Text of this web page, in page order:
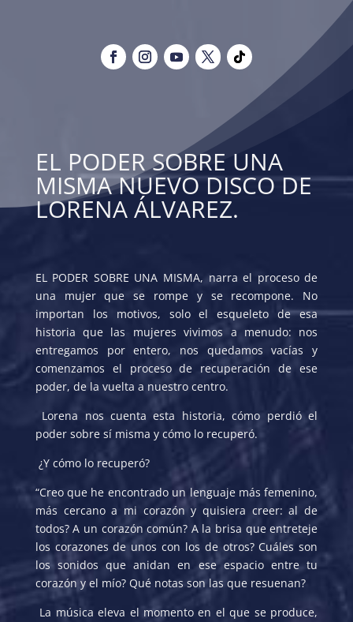
EL PODER SOBRE UNA
MISMA NUEVO DISCO DE
LORENA ÁLVAREZ.
EL PODER SOBRE UNA MISMA, narra el proceso de
una mujer que se rompe y se recompone. No
importan los motivos, solo el esqueleto de esa
historia que las mujeres vivimos a menudo: nos
entregamos por entero, nos quedamos vacías y
comenzamos el proceso de recuperación de ese
poder, de la vuelta a nuestro centro.
Lorena nos cuenta esta historia, cómo perdió el
poder sobre sí misma y cómo lo recuperó.
¿Y cómo lo recuperó?
“Creo que he encontrado un lenguaje más femenino,
más cercano a mi corazón y quisiera creer: al de
todos? A un corazón común? A la brisa que entreteje
los corazones de unos con los de otros? Cuáles son
los sonidos que anidan en ese espacio entre tu
corazón y el mío? Qué notas son las que resuenan?
La música eleva el momento en el que se produce,